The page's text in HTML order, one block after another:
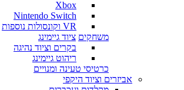
Xbox
Nintendo Switch
VR וקונסולות נוספות
משחקים ציוד גיימינג
בקרים וציוד נהיגה
ריהוט גיימינג
כרטיסי טעינה ומנויים
אביזרים וציוד היקפי